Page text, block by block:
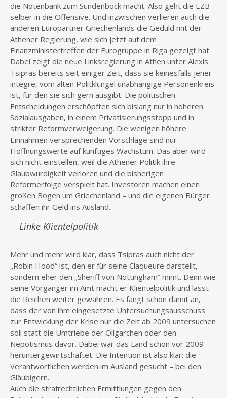
die Notenbank zum Sündenbock macht. Also geht die EZB
selber in die Offensive. Und inzwischen verlieren auch die
anderen Europartner Griechenlands die Geduld mit der
Athener Regierung, wie sich jetzt auf dem
Finanzministertreffen der Eurogruppe in Riga gezeigt hat.
Dabei zeigt die neue Linksregierung in Athen unter Alexis
Tsipras bereits seit einiger Zeit, dass sie keinesfalls jener
integre, vom alten Politklüngel unabhängige Personenkreis
ist, für den sie sich gern ausgibt. Die politischen
Entscheidungen erschöpften sich bislang nur in höheren
Sozialausgaben, in einem Privatisierungsstopp und in
strikter Reformverweigerung. Die wenigen höhere
Einnahmen versprechenden Vorschläge sind nur
Hoffnungswerte auf künftiges Wachstum. Das aber wird
sich nicht einstellen, weil die Athener Politik ihre
Glaubwürdigkeit verloren und die bisherigen
Reformerfolge verspielt hat. Investoren machen einen
großen Bogen um Griechenland – und die eigenen Bürger
schaffen ihr Geld ins Ausland.
Linke Klientelpolitik
Mehr und mehr wird klar, dass Tsipras auch nicht der
„Robin Hood“ ist, den er für seine Claqueure darstellt,
sondern eher den „Sheriff von Nottingham“ mimt. Denn wie
seine Vorgänger im Amt macht er Klientelpolitik und lässt
die Reichen weiter gewähren. Es fängt schon damit an,
dass der von ihm eingesetzte Untersuchungsausschuss
zur Entwicklung der Krise nur die Zeit ab 2009 untersuchen
soll statt die Umtriebe der Oligarchen oder den
Nepotismus davor. Dabei war das Land schon vor 2009
heruntergewirtschaftet. Die Intention ist also klar: die
Verantwortlichen werden im Ausland gesucht – bei den
Gläubigern.
Auch die strafrechtlichen Ermittlungen gegen den